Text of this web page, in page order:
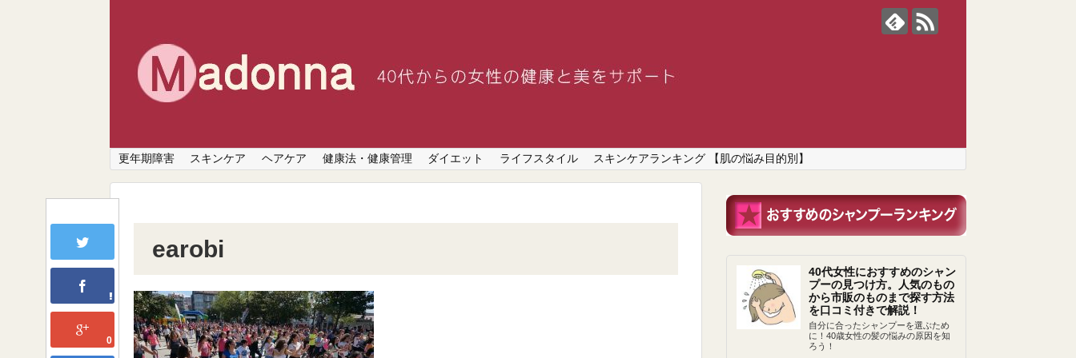
更年期障害 スキンケア ヘアケア 健康法・健康管理 ダイエット ライフスタイル スキンケアランキング 【肌の悩み目的別】
0
earobi
40代女性におすすめのシャン
プーの見つけ方。人気のもの
から市販のものまで探す方法
を口コミ付きで解説！
自分に合ったシャンプーを選ぶため
に！40歳女性の髪の悩みの原因を知
ろう！